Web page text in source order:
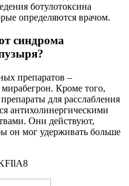
ботулотоксина
определяются врачом.
синдрома
препаратов –
мирабегрон. Кроме того,
для расслабления
антихолинергическими
Они действуют,
он мог удерживать больше